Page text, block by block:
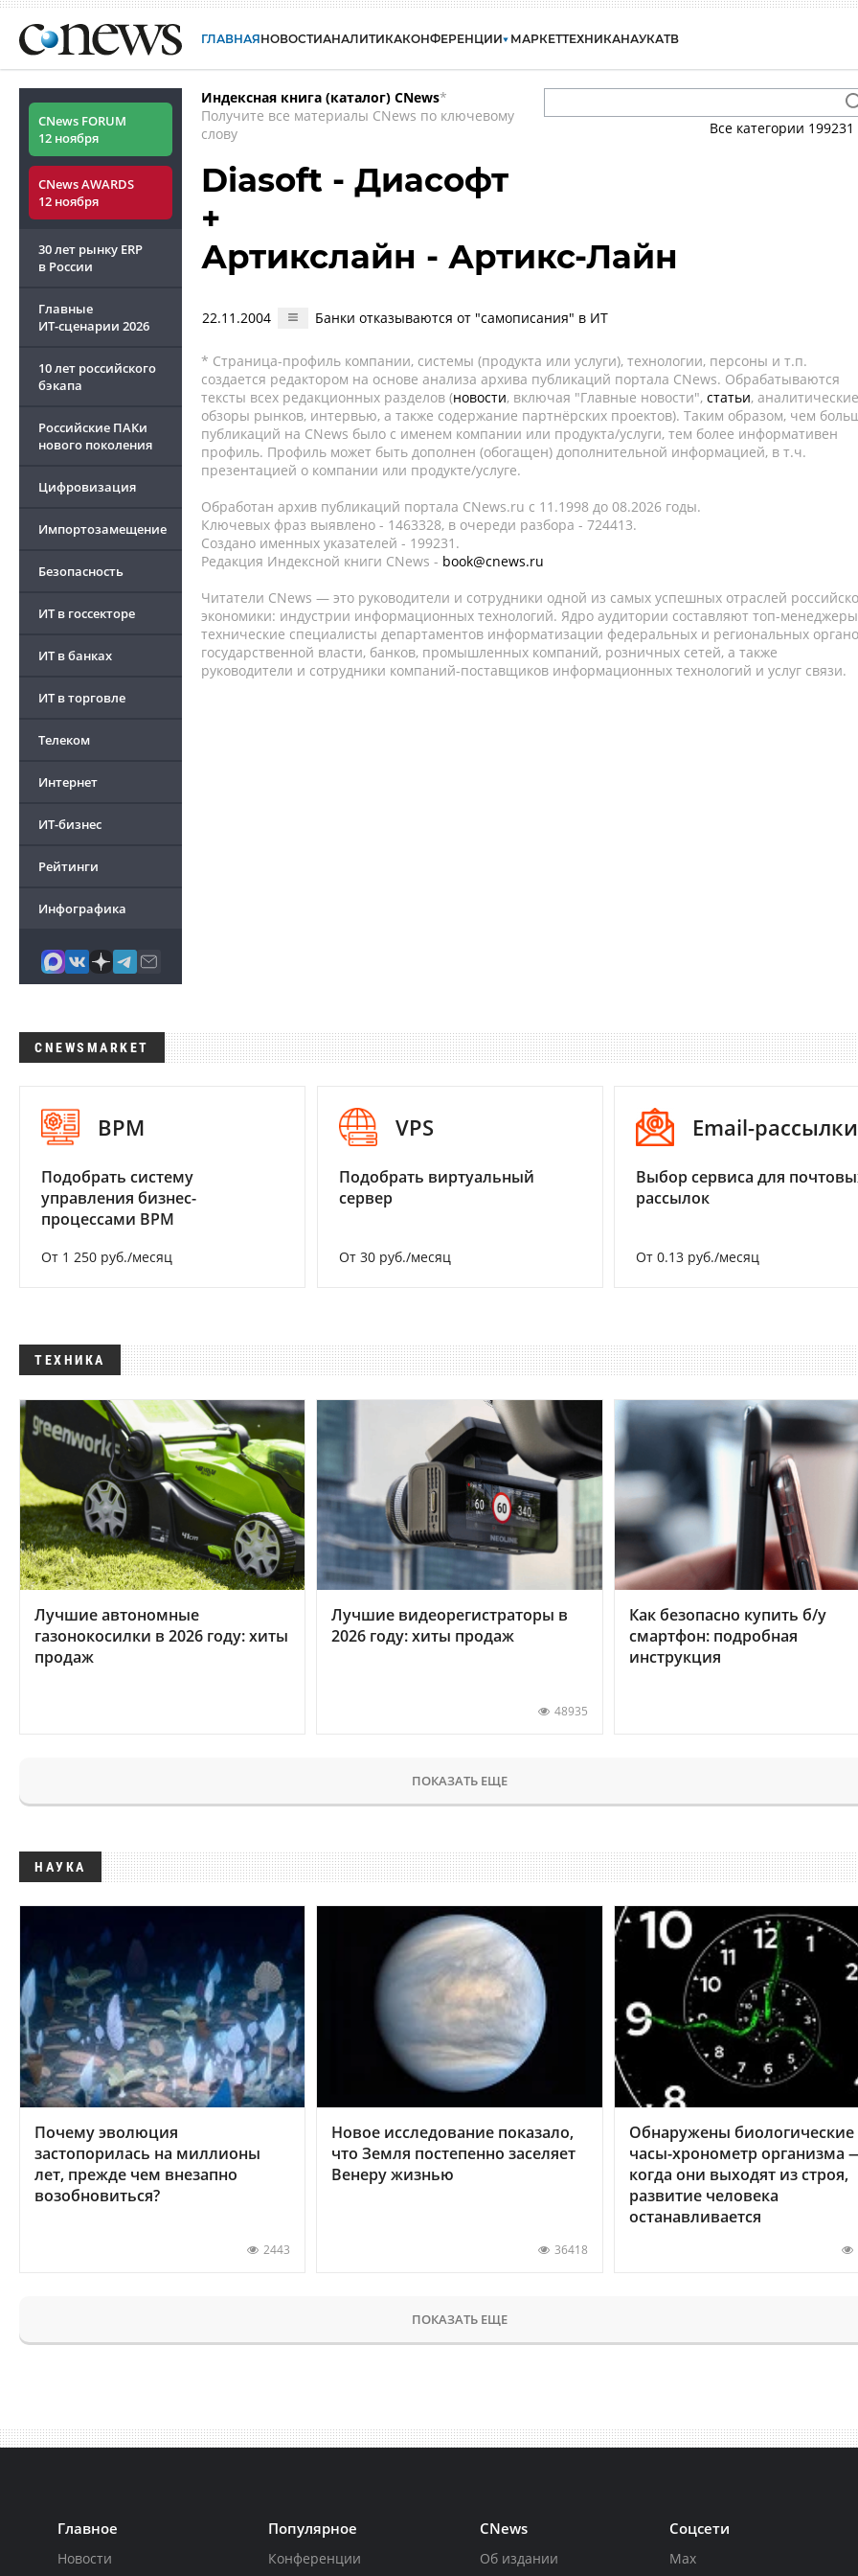
ГЛАВНАЯНОВОСТИАНАЛИТИКАКОНФЕРЕНЦИИ МАРКЕТТЕХНИКАНАУКАТВ
CNews FORUM
12 ноября
CNews AWARDS
12 ноября
30 лет рынку ERP
в России
Главные
ИТ-сценарии 2026
10 лет российского
бэкапа
Российские ПАКи
нового поколения
Цифровизация
Импортозамещение
Безопасность
ИТ в госсекторе
ИТ в банках
ИТ в торговле
Телеком
Интернет
ИТ-бизнес
Рейтинги
Инфографика
Индексная книга (каталог) CNews*
Получите все материалы CNews по ключевому
слову
Все категории 199231
Diasoft - Диасофт
+
Артикслайн - Артикс-Лайн
22.11.2004 Банки отказываются от "самописания" в ИТ
* Страница-профиль компании, системы (продукта или услуги), технологии, персоны и т.п.
создается редактором на основе анализа архива публикаций портала CNews. Обрабатываются
тексты всех редакционных разделов (новости, включая "Главные новости", статьи, аналитические
обзоры рынков, интервью, а также содержание партнёрских проектов). Таким образом, чем
публикаций на CNews было с именем компании или продукта/услуги, тем более информативен
профиль. Профиль может быть дополнен (обогащен) дополнительной информацией, в т.ч.
презентацией о компании или продукте/услуге.
Обработан архив публикаций портала CNews.ru c 11.1998 до 08.2026 годы.
Ключевых фраз выявлено - 1463328, в очереди разбора - 724413.
Создано именных указателей - 199231.
Редакция Индексной книги CNews - book@cnews.ru
Читатели CNews — это руководители и сотрудники одной из самых успешных отраслей
экономики: индустрии информационных технологий. Ядро аудитории составляют топ-
технические специалисты департаментов информатизации федеральных и региональных
государственной власти, банков, промышленных компаний, розничных сетей, а также
руководители и сотрудники компаний-поставщиков информационных технологий и услуг связи.
CNEWSMARKET
BPM
Подобрать систему
управления бизнес-
процессами BPM
От 1 250 руб./месяц
VPS
Подобрать виртуальный
сервер
От 30 руб./месяц
Email-рассылки
Выбор сервиса для
рассылок
От 0.13 руб./месяц
ТЕХНИКА
Лучшие автономные
газонокосилки в 2026 году: хиты
продаж
Лучшие видеорегистраторы в
2026 году: хиты продаж
48935
Как безопасно купить б/у
смартфон: подробная
инструкция
ПОКАЗАТЬ ЕЩЕ
НАУКА
Почему эволюция
застопорилась на миллионы
лет, прежде чем внезапно
возобновиться?
2443
Новое исследование показало,
что Земля постепенно заселяет
Венеру жизнью
36418
Обнаружены биологические
часы-хронометр организма
когда они выходят из строя,
развитие человека
останавливается
ПОКАЗАТЬ ЕЩЕ
Главное
Новости
Популярное
Конференции
CNews
Об издании
Соцсети
Max